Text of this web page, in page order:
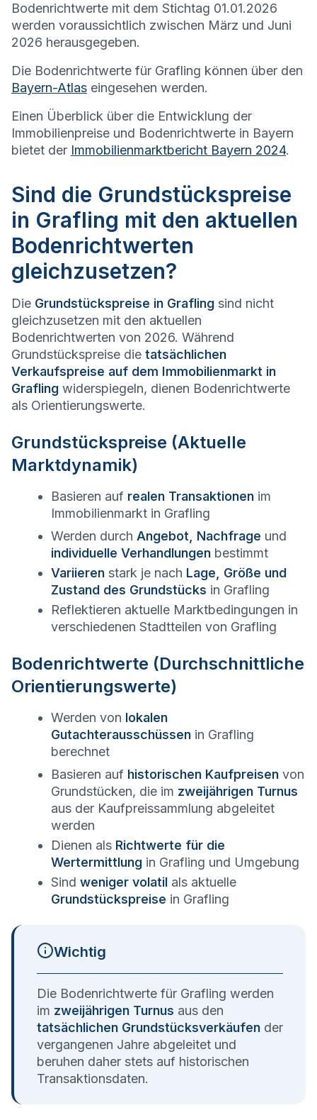
Bodenrichtwerte mit dem Stichtag 01.01.2026
werden voraussichtlich zwischen März und Juni
2026 herausgegeben.
Die Bodenrichtwerte für Grafling können über den
Bayern-Atlas eingesehen werden.
Einen Überblick über die Entwicklung der
Immobilienpreise und Bodenrichtwerte in Bayern
bietet der Immobilienmarktbericht Bayern 2024.
Sind die Grundstückspreise
in Grafling mit den aktuellen
Bodenrichtwerten
gleichzusetzen?
Die Grundstückspreise in Grafling sind nicht
gleichzusetzen mit den aktuellen
Bodenrichtwerten von 2026. Während
Grundstückspreise die tatsächlichen
Verkaufspreise auf dem Immobilienmarkt in
Grafling widerspiegeln, dienen Bodenrichtwerte
als Orientierungswerte.
Grundstückspreise (Aktuelle
Marktdynamik)
Basieren auf realen Transaktionen im
Immobilienmarkt in Grafling
Werden durch Angebot, Nachfrage und
individuelle Verhandlungen bestimmt
Variieren stark je nach Lage, Größe und
Zustand des Grundstücks in Grafling
Reflektieren aktuelle Marktbedingungen in
verschiedenen Stadtteilen von Grafling
Bodenrichtwerte (Durchschnittliche
Orientierungswerte)
Werden von lokalen
Gutachterausschüssen in Grafling
berechnet
Basieren auf historischen Kaufpreisen von
Grundstücken, die im zweijährigen Turnus
aus der Kaufpreissammlung abgeleitet
werden
Dienen als Richtwerte für die
Wertermittlung in Grafling und Umgebung
Sind weniger volatil als aktuelle
Grundstückspreise in Grafling
Wichtig
Die Bodenrichtwerte für Grafling werden
im zweijährigen Turnus aus den
tatsächlichen Grundstücksverkäufen der
vergangenen Jahre abgeleitet und
beruhen daher stets auf historischen
Transaktionsdaten.